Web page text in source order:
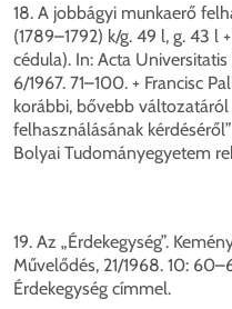
18. A jobbágyi munkaerő
(1789–1792) k/g. 49 l, g. 43 l
cédula). In: Acta
6/1967. 71–100. + Francisc
korábbi, bővebb
felhasználásának
Bolyai Tudományegyetem
19. Az „Érdekegység”.
Művelődés, 21/1968. 10:
Érdekegység címmel.